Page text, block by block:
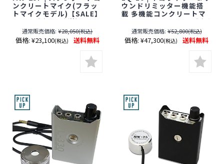
ンクリートマイク(フラッ
トマイクモデル)【SALE】
【すぐ発(即日発送)】【サ
ンメカトロニクス】【壁
マイク】【期間限定】[期
間：～2026年8月31日]
通常販売価格: ¥28,050(税込)
価格: ¥23,100(税込) 送料無料
ウンドリミッター機能搭
載 多機能コンクリートマ
イク【SALE】【すぐ発(即
日発送)】【サンメカトロ
ニクス】【壁マイク】
【期間限定】[期間：～
通常販売価格: ¥52,800(税込)
価格: ¥47,300(税込) 送料無料